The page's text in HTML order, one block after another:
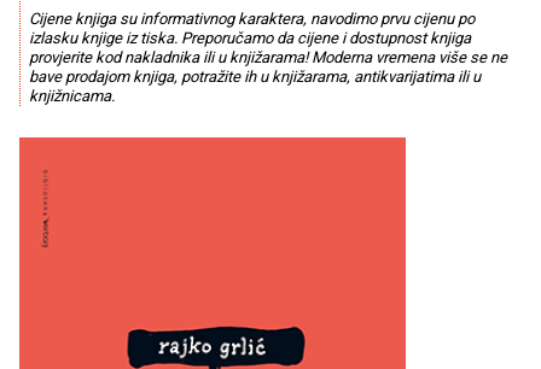
Cijene knjiga su informativnog karaktera, navodimo prvu cijenu po
izlasku knjige iz tiska. Preporučamo da cijene i dostupnost knjiga
provjerite kod nakladnika ili u knjižarama! Moderna vremena više se ne
bave prodajom knjiga, potražite ih u knjižarama, antikvarijatima ili u
knjižnicama.